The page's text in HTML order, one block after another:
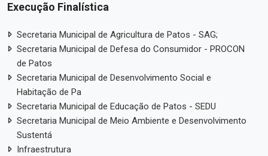
Execução Finalística
Secretaria Municipal de Agricultura de Patos - SAG;
Secretaria Municipal de Defesa do Consumidor - PROCON
de Patos
Secretaria Municipal de Desenvolvimento Social e
Habitação de Pa
Secretaria Municipal de Educação de Patos - SEDU
Secretaria Municipal de Meio Ambiente e Desenvolvimento
Sustentá
Infraestrutura